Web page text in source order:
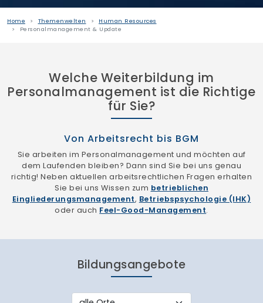
Home Themenwelten
Human Resources
Personalmanagement & Update
Welche Weiterbildung im
Personalmanagement ist die Richtige
für Sie?
Von Arbeitsrecht bis BGM
Sie arbeiten im Personalmanagement und möchten auf
dem Laufenden bleiben? Dann sind Sie bei uns genau
richtig! Neben aktuellen arbeitsrechtlichen Fragen erhalten
Sie bei uns Wissen zum betrieblichen
Eingliederungsmanagement, Betriebspsychologie (IHK)
oder auch Feel-Good-Management.